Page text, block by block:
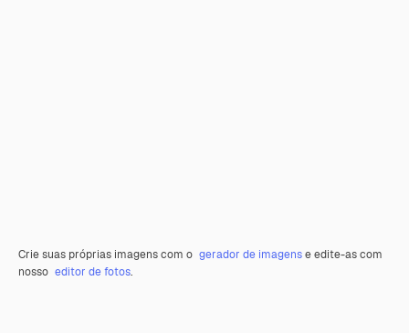
Crie suas próprias imagens com o gerador de imagense edite-as com
nosso editor de fotos.